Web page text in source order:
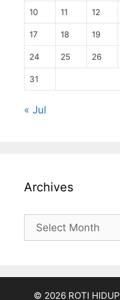
10 11 12
17 18 19
24 25 26
31
« Jul
Archives
Archives
© 2026 ROTI HIDUP